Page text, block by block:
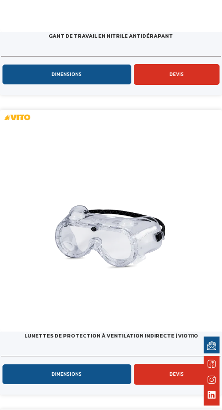
GANT DE TRAVAIL EN NITRILE ANTIDÉRAPANT
DIMENSIONS DEVIS
LUNETTES DE PROTECTION À VENTILATION INDIRECTE | VIO1110
DIMENSIONS DEVIS